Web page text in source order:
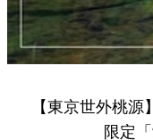
【東京世外桃
限定